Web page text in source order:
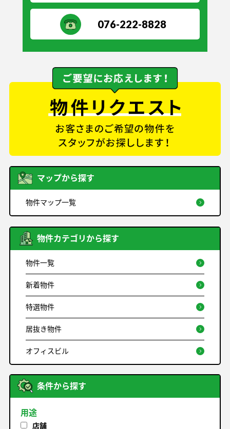
076-222-8828
マップから探す
物件マップ一覧
物件カテゴリから探す
物件一覧
新着物件
特選物件
居抜き物件
オフィスビル
条件から探す
用途
店舗